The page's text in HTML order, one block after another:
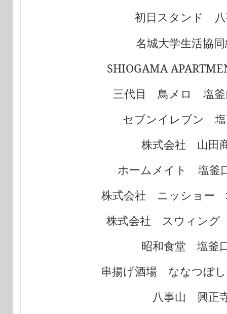
初日スタンド
八
名城大学生活協
SHIOGAMA
三代目 鳥メロ 塩釜
セブンイレブン 塩
株式会社 山田
ホームメイト 塩釜
株式会社 ニッショー
株式会社 スウィング
昭和食堂 塩釜
串揚げ酒場 ななつぼ
八事山 興正